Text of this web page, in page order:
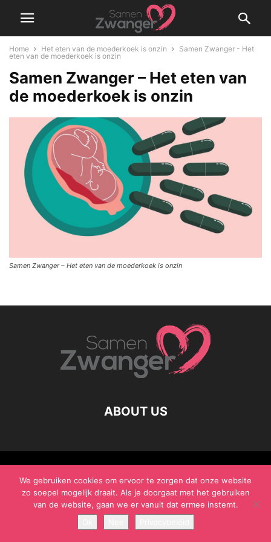
Home Het eten van de moederkoek is onzin
Samen Zwanger - Het
eten van de moederkoek is onzin
Samen Zwanger – Het eten van
de moederkoek is onzin
Samen Zwanger – Het eten van de moederkoek is onzin
ABOUT US
© Samen Zwanger - Copyright - Gericht Media 2017 - 2021
We gebruiken cookies om ervoor te zorgen dat onze website
zo soepel mogelijk draait. Als je doorgaat met het gebruiken
van de website, gaan we er vanuit dat ermee instemt.